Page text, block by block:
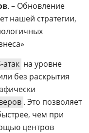
. – Обновление
нашей стратегии,
атак на уровне
без раскрытия
. Это позволяет
чем при
центров